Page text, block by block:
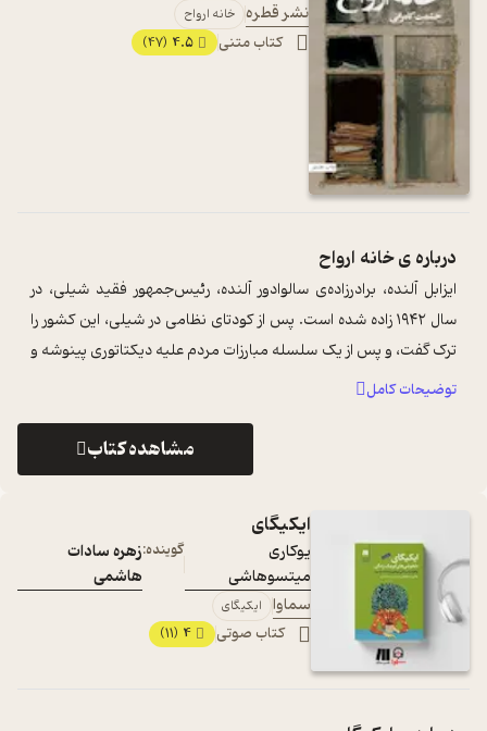
نشر قطره
خانه ارواح
کتاب متنی 4.5
(47)
درباره یخانه ارواح
ایزابل آلنده، برادرزاده‌ی سالوادور آلنده‌، رئیس‌جمهور فقید شیلی، در
سال ۱۹۴۲ زاده شده است. پس از کودتای نظامی در شیلی، این کشور را
ترک گفت، و پس از یک سلسله مبارزات مردم علیه دیکتاتوری پینوشه و
برکنار ... ...
توضیحات کامل
مشاهده کتاب
ایکیگای
یوکاری
میتسوهاشی
گوینده:زهره سادات
هاشمی
سماوا
ایکیگای
کتاب صوتی 4
(11)